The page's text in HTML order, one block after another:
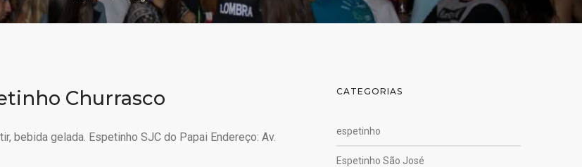
Churrasco
bebida gelada. Espetinho SJC do Papai Endereço: Av.
CATEGORIAS
espetinho
Espetinho São José